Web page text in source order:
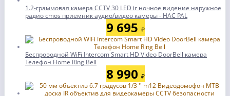
1.2-граммовая камера CCTV 30 LED ir ночное видение наружное
радио cmos приемник аудио/видео камеры - НАС PAL
9 695 ₽
Беспроводной WiFi Intercom Smart HD Video DoorBell камера
Телефон Home Ring Bell
8 990 ₽